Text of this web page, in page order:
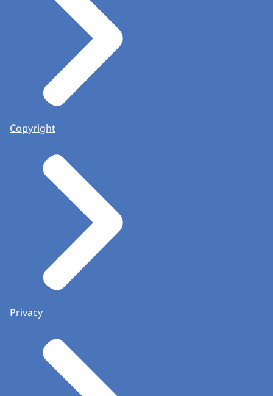
Copyright
Privacy